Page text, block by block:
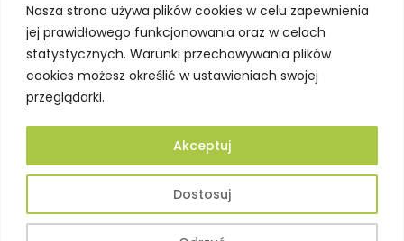
Nasza strona używa plików cookies w celu zapewnienia
jej prawidłowego funkcjonowania oraz w celach
statystycznych. Warunki przechowywania plików
cookies możesz określić w ustawieniach swojej
przeglądarki.
Dostosuj
Akceptuj
Deklaracja dostępności
Polityka prywatności
Projektowanie stron Toruń